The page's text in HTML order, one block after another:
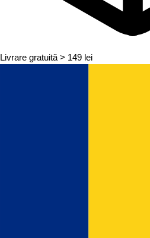
Livrare gratuită > 149 lei